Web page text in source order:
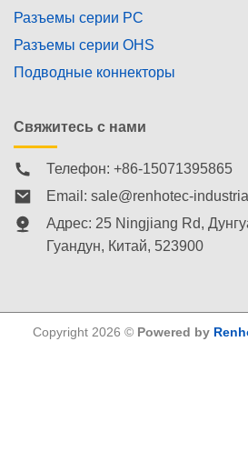
Разъемы серии PC
Разъемы серии OHS
Подводные коннекторы
Свяжитесь с нами
Телефон: +86-15071395865
Email: sale@renhotec-
Адрес: 25 Ningjiang Rd,
Гуандун, Китай, 523900
Copyright 2026 © Powered by